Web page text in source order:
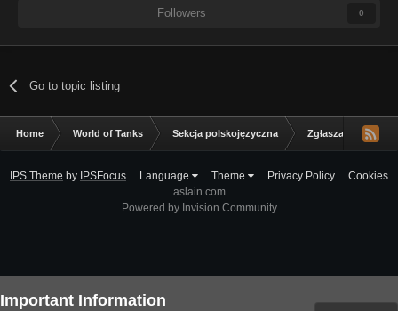
Followers 0
Go to topic listing
Home World of Tanks Sekcja polskojęzyczna Zgłaszanie
IPS Theme by IPSFocus Language Theme Privacy Policy
Cookies
aslain.com
Powered by Invision Community
Important Information